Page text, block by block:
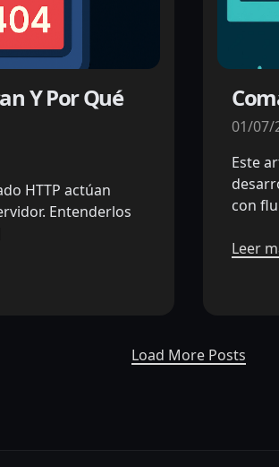
Y Por Qué
HTTP actúan
Entenderlos
01/07/
Este
con
Leer
Load More Posts